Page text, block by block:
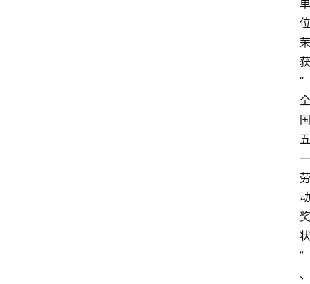
单
位
荣
获
“
全
国
五
一
劳
动
奖
状
”
、